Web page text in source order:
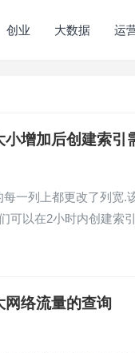
创业 大数据 运
增加后创建索引
一列上都更改了列宽
可以在2小时内创建
络流量的查询